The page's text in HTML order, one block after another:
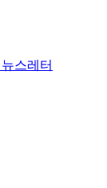
스레터